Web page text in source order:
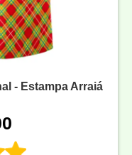
- Estampa Arraiá